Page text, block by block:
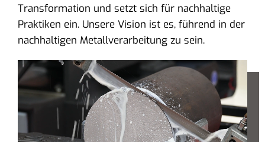
Transformation und setzt sich für nachhaltige
Praktiken ein. Unsere Vision ist es, führend in der
nachhaltigen Metallverarbeitung zu sein.